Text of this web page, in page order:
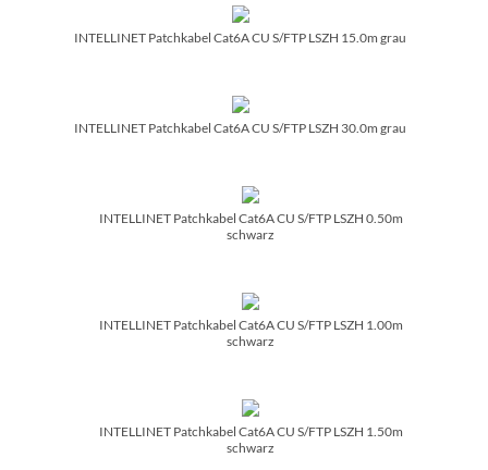
INTELLINET Patchkabel Cat6A CU S/­FTP LSZH 15.0m grau
INTELLINET Patchkabel Cat6A CU S/­FTP LSZH 30.0m grau
INTELLINET Patchkabel Cat6A CU S/­FTP LSZH 0.50m
schwarz
INTELLINET Patchkabel Cat6A CU S/­FTP LSZH 1.00m
schwarz
INTELLINET Patchkabel Cat6A CU S/­FTP LSZH 1.50m
schwarz